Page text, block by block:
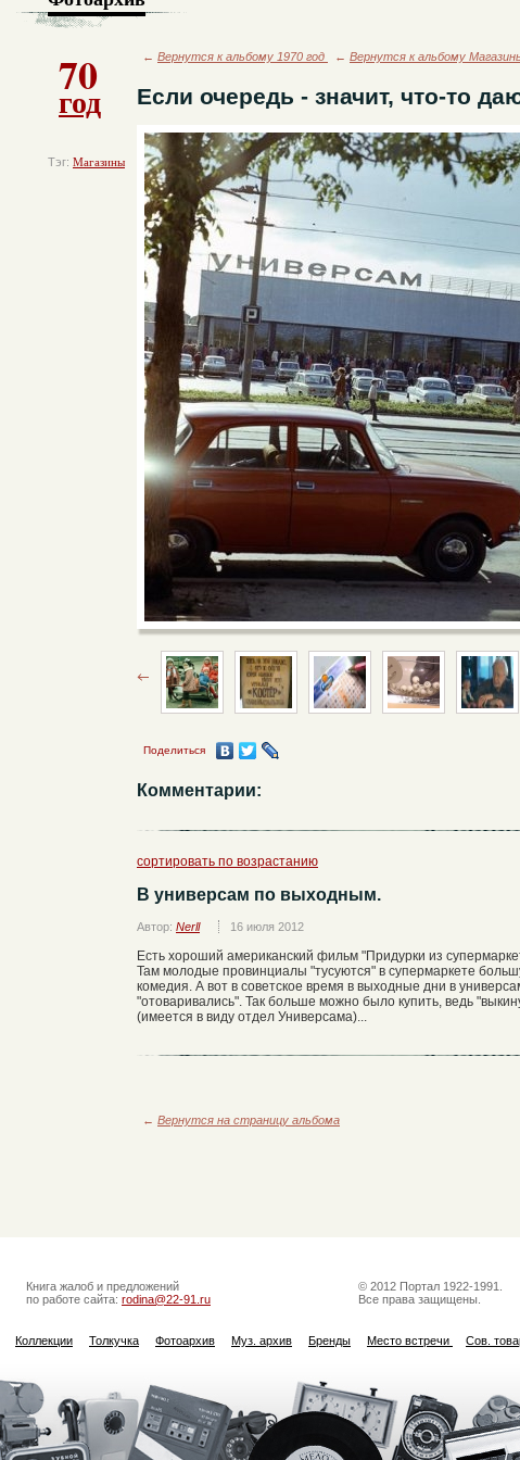
70
год
Тэг: Магазины
← Вернутся к альбому 1970 год ← Вернутся к альбому
Если очередь - значит, что-то
Поделиться
Комментарии:
сортировать по возрастанию
В универсам по выходным.
Автор: Nerll 16 июля 2012
Есть хороший американский фильм "Придурки из
Там молодые провинциалы "тусуются" в супермаркете
комедия. А вот в советское время в выходные дни в
"отоваривались". Так больше можно было купить, ведь
(имеется в виду отдел Универсама)...
← Вернутся на страницу альбома
Книга жалоб и предложений
по работе сайта: rodina@22-91.ru
© 2012 Портал 1922-1991.
Все права защищены.
Коллекции Толкучка Фотоархив Муз. архив Бренды Место встречи Сов.